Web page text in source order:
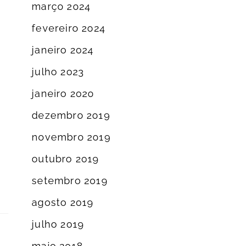
março 2024
fevereiro 2024
janeiro 2024
julho 2023
janeiro 2020
dezembro 2019
novembro 2019
outubro 2019
setembro 2019
agosto 2019
julho 2019